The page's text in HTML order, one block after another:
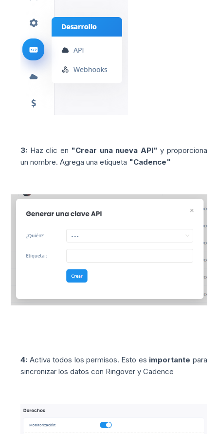
3: Haz clic en "Crear una nueva API"y proporciona
un nombre. Agrega una etiqueta "Cadence"
4: Activa todos los permisos. Esto es importante para
sincronizar los datos con Ringover y Cadence